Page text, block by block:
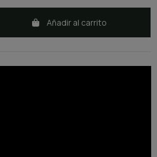
Añadir al carrito